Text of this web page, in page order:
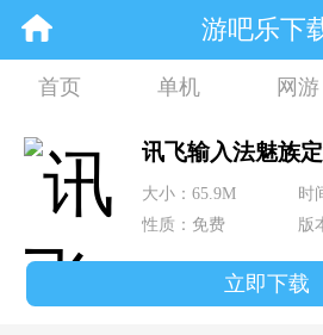
游吧乐下
首页 单机 网游
资讯 合集
讯飞输入法魅族
大小：65.9M
时
性质：免费
版
立即下载